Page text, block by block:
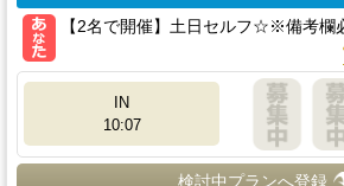
【2名で開催】土日セルフ☆※備考欄
IN
10:07
検討中プランへ登録